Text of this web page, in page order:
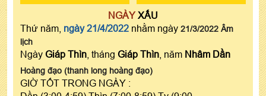
NGÀYXẤU
Thứ năm, ngày 21/4/2022 nhằm ngày 21/3/2022 Âm
lịch
Ngày Giáp Thìn , tháng Giáp Thìn , năm Nhâm Dần
Hoàng đạo (thanh long hoàng đạo)
GIỜ TỐT TRONG NGÀY :